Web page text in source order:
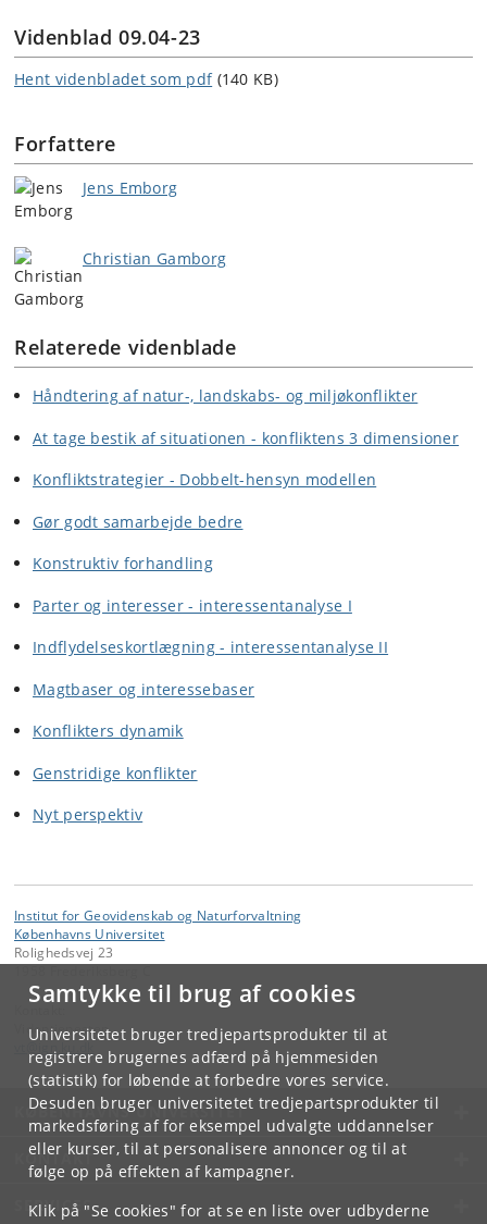
Samtykke til brug af cookies
Universitetet bruger tredjepartsprodukter til at
registrere brugernes adfærd på hjemmesiden
(statistik) for løbende at forbedre vores service.
Desuden bruger universitetet tredjepartsprodukter til
markedsføring af for eksempel udvalgte uddannelser
eller kurser, til at personalisere annoncer og til at
følge op på effekten af kampagner.
Klik på "Se cookies" for at se en liste over udbyderne
Videnblad 09.04-23
Hent videnbladet som pdf (140 KB)
Forfattere
Jens Emborg
Christian Gamborg
Relaterede videnblade
Håndtering af natur-, landskabs- og miljøkonflikter
At tage bestik af situationen - konfliktens 3 dimensioner
Konfliktstrategier - Dobbelt-hensyn modellen
Gør godt samarbejde bedre
Konstruktiv forhandling
Parter og interesser - interessentanalyse I
Indflydelseskortlægning - interessentanalyse II
Magtbaser og interessebaser
Konflikters dynamik
Genstridige konflikter
Nyt perspektiv
Institut for Geovidenskab og Naturforvaltning
Københavns Universitet
Rolighedsvej 23
Videntjenesten
KØBENHAVNS UNIVERSITET
KONTAKT
SERVICES